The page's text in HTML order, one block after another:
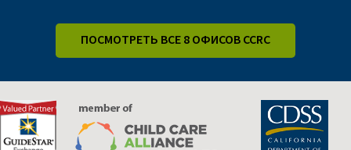
ПОСМОТРЕТЬ ВСЕ 8 ОФИСОВ CCRC